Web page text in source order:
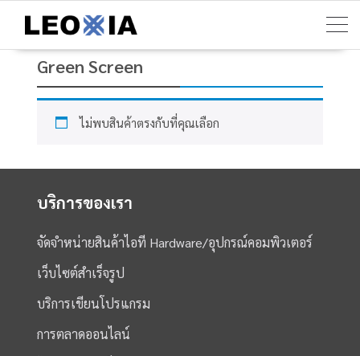
content
Green Screen
ไม่พบสินค้าตรงกับที่คุณเลือก
บริการของเรา
จัดจำหน่ายสินค้าไอที Hardware/อุปกรณ์คอมพิวเตอร์
เว็บไซต์สำเร็จรูป
บริการเขียนโปรแกรม
การตลาดออนไลน์